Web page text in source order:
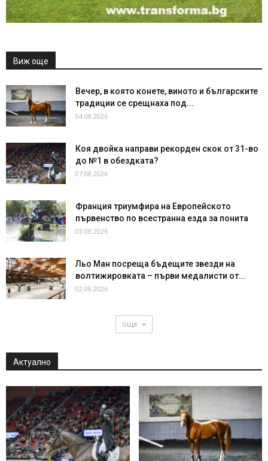
Виж още
Вечер, в която конете, виното и българските
традиции се срещнаха под...
04.08.2026
Коя двойка направи рекорден скок от 31-во
до №1 в обездката?
07.08.2026
Франция триумфира на Европейското
първенство по всестранна езда за понита
03.08.2026
Льо Ман посреща бъдещите звезди на
волтижировката – първи медалисти от...
02.08.2026
още
Актуално